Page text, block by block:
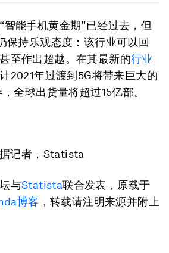
智能手机黄金期”已经过去，但
保持乐观态度：该行业可以回
至作出超越。在其最新的行业
2021年过渡到5G将带来巨大的
全球出货量将超过15亿部。
记者，Statista
与Statista联合发表，原载于
博客 ，转载请注明来源并附上